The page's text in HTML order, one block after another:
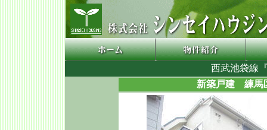
西武池袋線
新築戸建 練馬